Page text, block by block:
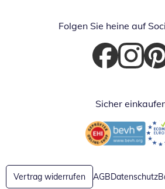
Folgen Sie heine auf
Öffnet in neuem
Öffnet in
Sicher
Öffnet in neuem
Vertrag widerrufen AGBDatenschutz